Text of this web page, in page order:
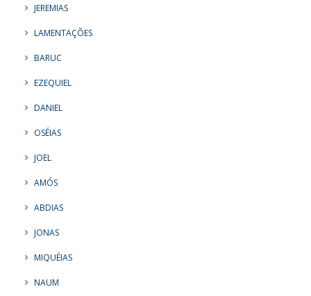
JEREMIAS
LAMENTAÇÕES
BARUC
EZEQUIEL
DANIEL
OSÉIAS
JOEL
AMÓS
ABDIAS
JONAS
MIQUÉIAS
NAUM